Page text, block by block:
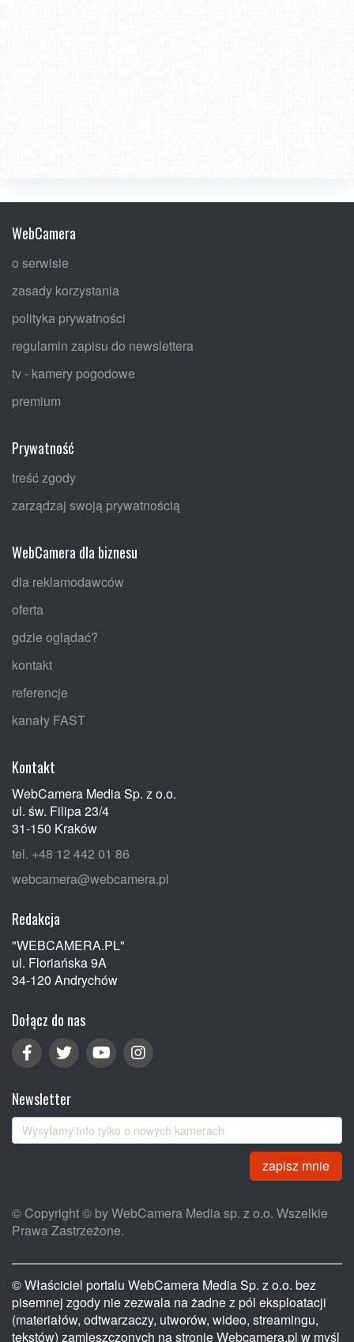
WebCamera
o serwisie
zasady korzystania
polityka prywatności
regulamin zapisu do newslettera
tv - kamery pogodowe
premium
Prywatność
treść zgody
zarządzaj swoją prywatnością
WebCamera dla biznesu
dla reklamodawców
oferta
gdzie oglądać?
kontakt
referencje
kanały FAST
Kontakt
WebCamera Media Sp. z o.o.
ul. św. Filipa 23/4
31-150 Kraków
tel. +48 12 442 01 86
webcamera@webcamera.pl
Redakcja
"WEBCAMERA.PL"
ul. Floriańska 9A
34-120 Andrychów
Dołącz do nas
Newsletter
zapisz mnie
© Copyright © by WebCamera Media sp. z o.o. Wszelkie
Prawa Zastrzeżone.
© Właściciel portalu WebCamera Media Sp. z o.o. bez
pisemnej zgody nie zezwala na żadne z pól eksploatacji
(materiałów, odtwarzaczy, utworów, wideo, streamingu,
tekstów) zamieszczonych na stronie Webcamera.pl w myśl